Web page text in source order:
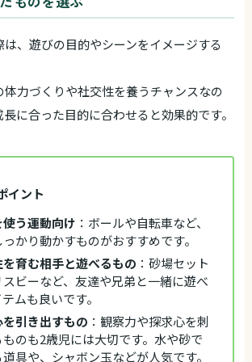
は、遊びの目的やシーンをイメージする
力づくりや社交性を養うチャンスなの
に合った目的に合わせると効果的です。
イント
う運動向け ：ボールや自転車など、
かり動かすものがおすすめです。
育む相手と遊べるもの ：砂場セット
スビーなど、友達や兄弟と一緒に遊べ
ムも良いです。
引き出すもの ：観察力や探求心を刺
のも2歳児には大切です。水や砂で
具や、シャボン玉などが人気です。